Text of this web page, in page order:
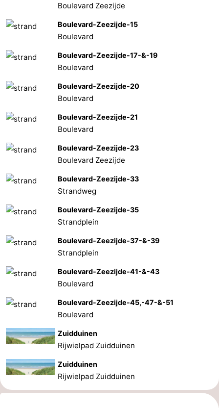
Boulevard Zeezijde
Boulevard-Zeezijde-15
Boulevard
Boulevard-Zeezijde-17-&-19
Boulevard
Boulevard-Zeezijde-20
Boulevard
Boulevard-Zeezijde-21
Boulevard
Boulevard-Zeezijde-23
Boulevard Zeezijde
Boulevard-Zeezijde-33
Strandweg
Boulevard-Zeezijde-35
Strandplein
Boulevard-Zeezijde-37-&-39
Strandplein
Boulevard-Zeezijde-41-&-43
Boulevard
Boulevard-Zeezijde-45,-47-&-51
Boulevard
Zuidduinen
Rijwielpad Zuidduinen
Zuidduinen
Rijwielpad Zuidduinen